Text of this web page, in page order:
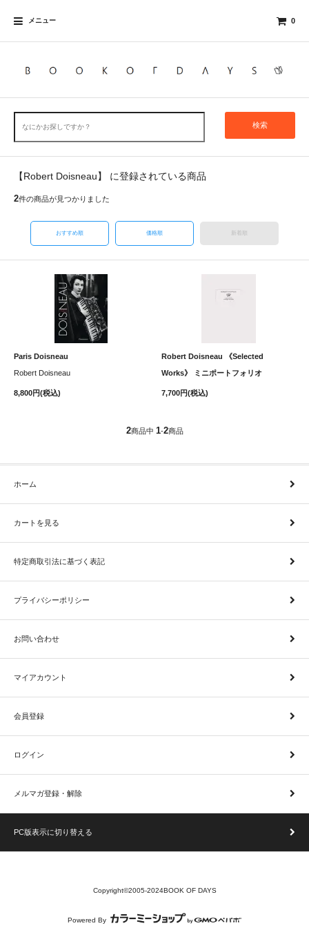
メニュー 0
検索
【Robert Doisneau】 に登録されている商品
2件の商品が見つかりました
おすすめ順 価格順 新着順
Paris Doisneau
Robert Doisneau
8,800円(税込)
Robert Doisneau 《Selected
Works》 ミニポートフォリオ
7,700円(税込)
2商品中 1-2商品
ホーム
カートを見る
特定商取引法に基づく表記
プライバシーポリシー
お問い合わせ
マイアカウント
会員登録
ログイン
メルマガ登録・解除
PC版表示に切り替える
Copyright©2005-2024BOOK OF DAYS
Powered By